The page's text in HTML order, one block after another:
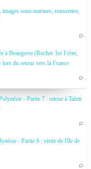
sous-marines, roussettes,
…
à Beangovo (Rocher 1er Frère,
du retour vers la France
…
- Partie 7 : retour à Tahiti
…
- Partie 6 : visite de l'île de
…